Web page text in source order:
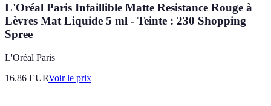
L'Oréal Paris Infaillible Matte Resistance Rouge à
Lèvres Mat Liquide 5 ml - Teinte : 230 Shopping
Spree
L'Oréal Paris
16.86 EURVoir le prix